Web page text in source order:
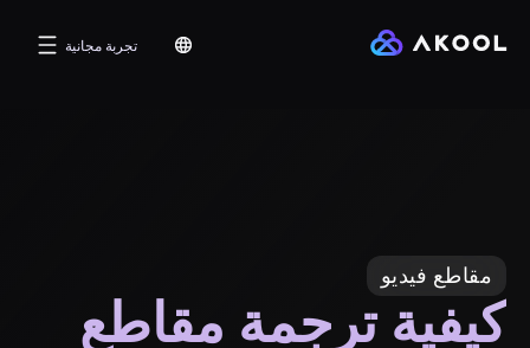
تجربة مجانية
مقاطع فيديو
كيفية ترجمة مقاطع